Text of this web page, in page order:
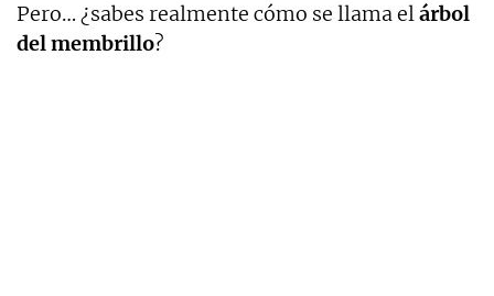
Pero… ¿sabes realmente cómo se llama elárbol
del membrillo?